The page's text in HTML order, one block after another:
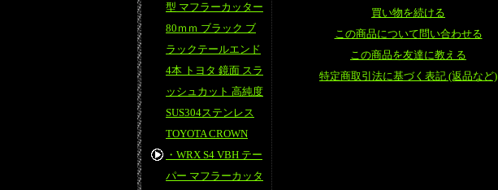
型 マフラーカッター
80ｍｍ ブラック ブ
ラックテールエンド
4本 トヨタ 鏡面 スラ
ッシュカット 高純度
SUS304ステンレス
TOYOTA CROWN
・WRX S4 VBH テー
パー マフラーカッタ
買い物を続ける
この商品について問い合わせる
この商品を友達に教える
特定商取引法に基づく表記 (返品など)